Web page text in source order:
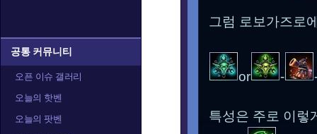
공통 커뮤니티
오픈 이슈 갤러리
오늘의 핫벤
오늘의 팟벤
그럼 로보가즈로
or -
특성은 주로 이렇